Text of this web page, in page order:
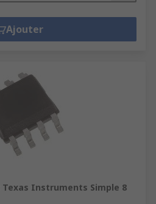
Ajouter
Instruments Simple 8